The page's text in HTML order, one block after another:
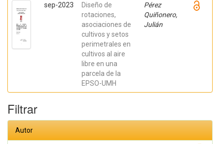
sep-2023
Diseño de
rotaciones,
asociaciones de
cultivos y setos
perimetrales en
cultivos al aire
libre en una
parcela de la
EPSO-UMH
Pérez
Quiñonero,
Julián
Filtrar
Autor